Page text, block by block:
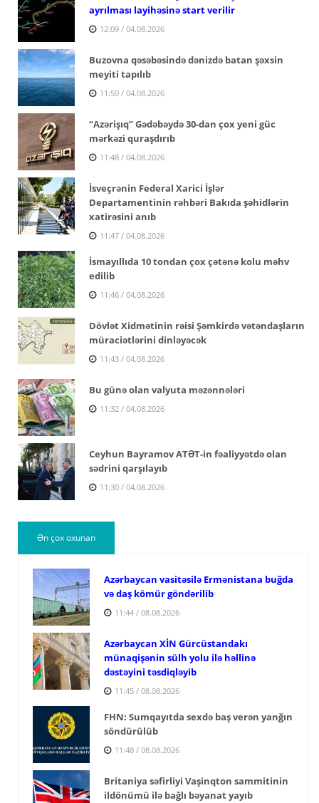
ayrılması layihəsinə start verilir
12:09 / 04.08.2026
Buzovna qəsəbəsində dənizdə batan şəxsin
meyiti tapılıb
11:50 / 04.08.2026
“Azərişıq” Gədəbəydə 30-dan çox yeni güc
mərkəzi quraşdırıb
11:48 / 04.08.2026
İsveçrənin Federal Xarici İşlər
Departamentinin rəhbəri Bakıda şəhidlərin
xatirəsini anıb
11:47 / 04.08.2026
İsmayıllıda 10 tondan çox çətənə kolu məhv
edilib
11:46 / 04.08.2026
Dövlət Xidmətinin rəisi Şəmkirdə vətəndaşların
müraciətlərini dinləyəcək
11:43 / 04.08.2026
Bu günə olan valyuta məzənnələri
11:32 / 04.08.2026
Ceyhun Bayramov ATƏT-in fəaliyyətdə olan
sədrini qarşılayıb
11:30 / 04.08.2026
Ən çox oxunan
Azərbaycan vasitəsilə Ermənistana buğda
və daş kömür göndərilib
11:44 / 08.08.2026
Azərbaycan XİN Gürcüstandakı
münaqişənin sülh yolu ilə həllinə
dəstəyini təsdiqləyib
11:45 / 08.08.2026
FHN: Sumqayıtda sexdə baş verən yanğın
söndürülüb
11:48 / 08.08.2026
Britaniya səfirliyi Vaşinqton sammitinin
ildönümü ilə bağlı bəyanat yayıb